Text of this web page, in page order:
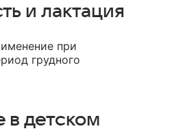
и лактация
при
грудного
в детском